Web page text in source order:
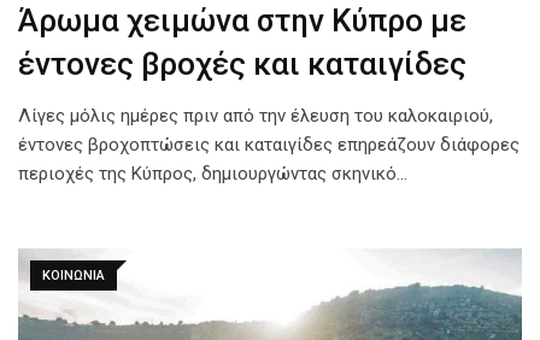
Άρωμα χειμώνα στην Κύπρο με
έντονες βροχές και καταιγίδες
Λίγες μόλις ημέρες πριν από την έλευση του καλοκαιριού,
έντονες βροχοπτώσεις και καταιγίδες επηρεάζουν διάφορες
περιοχές της Κύπρος, δημιουργώντας σκηνικό…
ΚΟΙΝΩΝΙΑ